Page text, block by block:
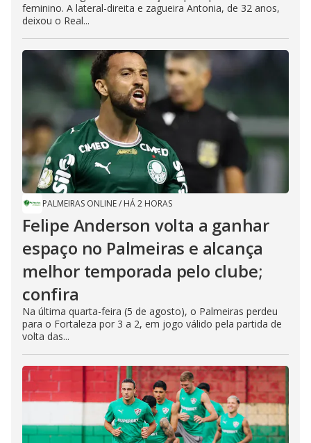
feminino. A lateral-direita e zagueira Antonia, de 32 anos,
deixou o Real...
PALMEIRAS ONLINE/ HÁ 2 HORAS
Felipe Anderson volta a ganhar
espaço no Palmeiras e alcança
melhor temporada pelo clube;
confira
Na última quarta-feira (5 de agosto), o Palmeiras perdeu
para o Fortaleza por 3 a 2, em jogo válido pela partida de
volta das...